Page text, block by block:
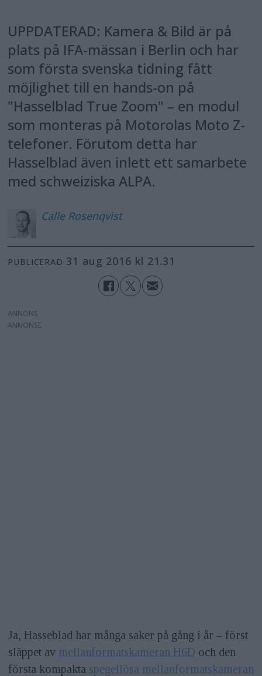
UPPDATERAD: Kamera & Bild är på
plats på IFA-mässan i Berlin och har
som första svenska tidning fått
möjlighet till en hands-on på
"Hasselblad True Zoom" – en modul
som monteras på Motorolas Moto Z-
telefoner. Förutom detta har
Hasselblad även inlett ett samarbete
med schweiziska ALPA.
Calle Rosenqvist
PUBLICERAD 31 aug 2016 kl 21.31
ANNONS
Ja, Hasseblad har många saker på gång i år – först
släppet av mellanformatskameran H6D och den
första kompakta spegellösa mellanformatskameran